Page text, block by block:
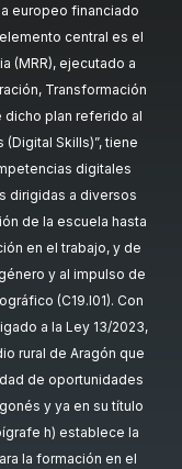
europeo financiado
central es el
(MRR), ejecutado a
Transformación
dicho plan referido al
Skills)”, tiene
digitales
dirigidas a diversos
de la escuela hasta
en el trabajo, y de
y al impulso de
(C19.I01). Con
a la Ley 13/2023,
rural de Aragón que
de oportunidades
y ya en su título
h) establece la
la formación en el